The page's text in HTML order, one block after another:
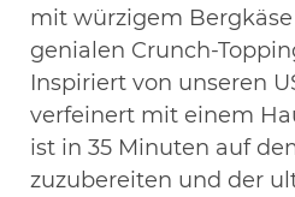
mit würzigem
genialen Crunch-
Inspiriert von unseren
verfeinert mit einem
ist in 35 Minuten auf
zuzubereiten und der